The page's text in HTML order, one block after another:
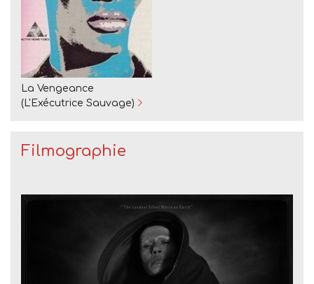
La Vengeance
(L'Exécutrice Sauvage)
Filmographie